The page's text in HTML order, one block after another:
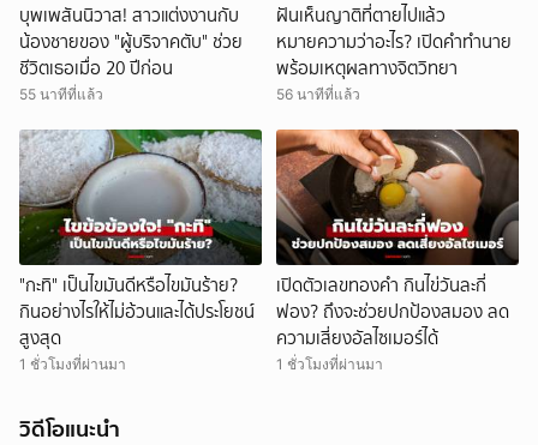
บุพเพสันนิวาส! สาวแต่งงานกับ
น้องชายของ "ผู้บริจาคตับ" ช่วย
ชีวิตเธอเมื่อ 20 ปีก่อน
55 นาทีที่แล้ว
ฝันเห็นญาติที่ตายไปแล้ว
หมายความว่าอะไร? เปิดคำทำนาย
พร้อมเหตุผลทางจิตวิทยา
56 นาทีที่แล้ว
"กะทิ" เป็นไขมันดีหรือไขมันร้าย?
กินอย่างไรให้ไม่อ้วนและได้ประโยชน์
สูงสุด
1 ชั่วโมงที่ผ่านมา
เปิดตัวเลขทองคำ กินไข่วันละกี่
ฟอง? ถึงจะช่วยปกป้องสมอง ลด
ความเสี่ยงอัลไซเมอร์ได้
1 ชั่วโมงที่ผ่านมา
วิดีโอแนะนำ